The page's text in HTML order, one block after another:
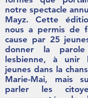
notre spectacle
Mayz. Cette
nous a permis de
cause par 25
donner la
lesbienne, à
jeunes dans la
Marie-Mai, mais
parler les